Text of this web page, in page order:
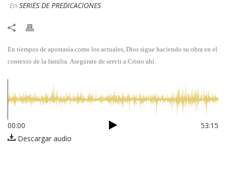
En SERIES DE PREDICACIONES
En tiempos de apostasía como los actuales, Dios sigue haciendo su obra en el
contexto de la familia. Asegúrate de servir a Cristo ahí.
00:00
53:15
Descargar audio